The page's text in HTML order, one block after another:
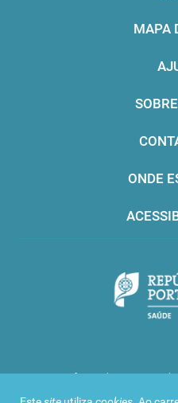
MAPA
ONDE
Infarmed © 2016.